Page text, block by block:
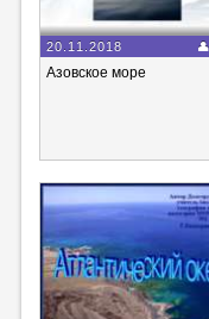
20.11.2018
Азовское море